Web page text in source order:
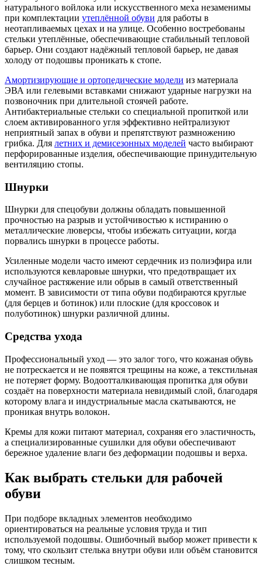
натурального войлока или искусственного меха незаменимы
при комплектации утеплённой обуви для работы в
неотапливаемых цехах и на улице. Особенно востребованы
стельки утеплённые, обеспечивающие стабильный тепловой
барьер. Они создают надёжный тепловой барьер, не давая
холоду от подошвы проникать к стопе.
Амортизирующие и ортопедические модели из материала
ЭВА или гелевыми вставками снижают ударные нагрузки на
позвоночник при длительной стоячей работе.
Антибактериальные стельки со специальной пропиткой или
слоем активированного угля эффективно нейтрализуют
неприятный запах в обуви и препятствуют размножению
грибка. Для летних и демисезонных моделей часто выбирают
перфорированные изделия, обеспечивающие принудительную
вентиляцию стопы.
Шнурки
Шнурки для спецобуви должны обладать повышенной
прочностью на разрыв и устойчивостью к истиранию о
металлические люверсы, чтобы избежать ситуации, когда
порвались шнурки в процессе работы.
Усиленные модели часто имеют сердечник из полиэфира или
используются кевларовые шнурки, что предотвращает их
случайное растяжение или обрыв в самый ответственный
момент. В зависимости от типа обуви подбираются круглые
(для берцев и ботинок) или плоские (для кроссовок и
полуботинок) шнурки различной длины.
Средства ухода
Профессиональный уход — это залог того, что кожаная обувь
не потрескается и не появятся трещины на коже, а текстильная
не потеряет форму. Водоотталкивающая пропитка для обуви
создаёт на поверхности материала невидимый слой, благодаря
которому влага и индустриальные масла скатываются, не
проникая внутрь волокон.
Кремы для кожи питают материал, сохраняя его эластичность,
а специализированные сушилки для обуви обеспечивают
бережное удаление влаги без деформации подошвы и верха.
Как выбрать стельки для рабочей
обуви
При подборе вкладных элементов необходимо
ориентироваться на реальные условия труда и тип
используемой подошвы. Ошибочный выбор может привести к
тому, что скользит стелька внутри обуви или объём становится
слишком тесным.